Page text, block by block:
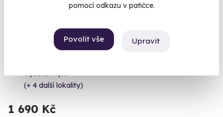
pomocí odkazu v patičce.
Povolit vše Upravit
Jízda v BMW na okruhu
Vysoké Mýto
(+ 4 další lokality)
1 690 Kč